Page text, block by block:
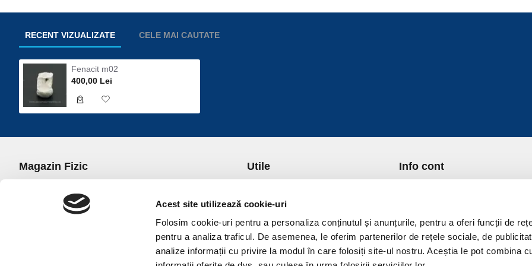
Acest site utilizează cookie-uri
Folosim cookie-uri pentru a personaliza conținutul și anunțurile, pentru a oferi funcții de
pentru a analiza traficul. De asemenea, le oferim partenerilor de rețele sociale, de
analize informații cu privire la modul în care folosiți site-ul nostru. Aceștia le pot combina
RECENT VIZUALIZATE CELE MAI CAUTATE
Fenacit m02
400,00 Lei
Magazin Fizic
office@universulcristalelor.ro
0799 879 911, 0723 145 611 (Comenzi Telefonice)
Utile
Transport si Plata
Politica de Returnare
Politica de confidentialitate
Politica Cookies
Termeni si conditii
Info cont
Lista Favorite
GDPR - Protectia datelor
Contact